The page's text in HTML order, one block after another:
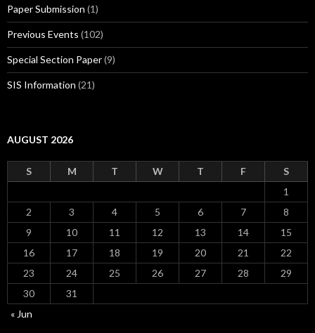
Paper Submission (1)
Previous Events (102)
Special Section Paper(9)
SIS Information (21)
AUGUST 2026
S M T W T F
S
1
2
3 4 5 6 7
8
9
10 11 12 13 14
15
16
17 18 19 20 21
22
23
24 25 26 27 28
29
30
31
« Jun